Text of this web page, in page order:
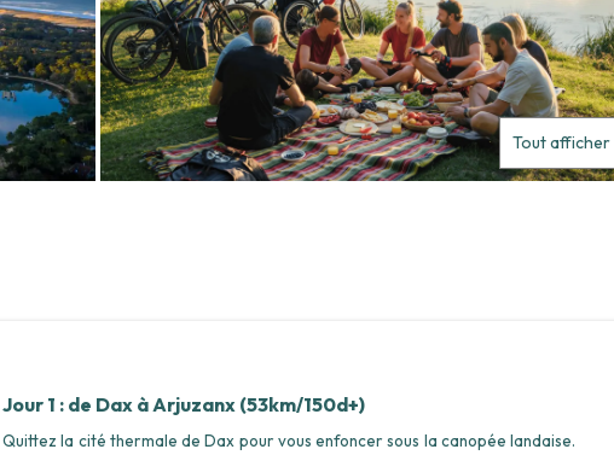
Tout afficher
Jour 1 : de Dax à Arjuzanx (53km/150d+)
Quittez la cité thermale de Dax pour vous enfoncer sous la canopée landaise.